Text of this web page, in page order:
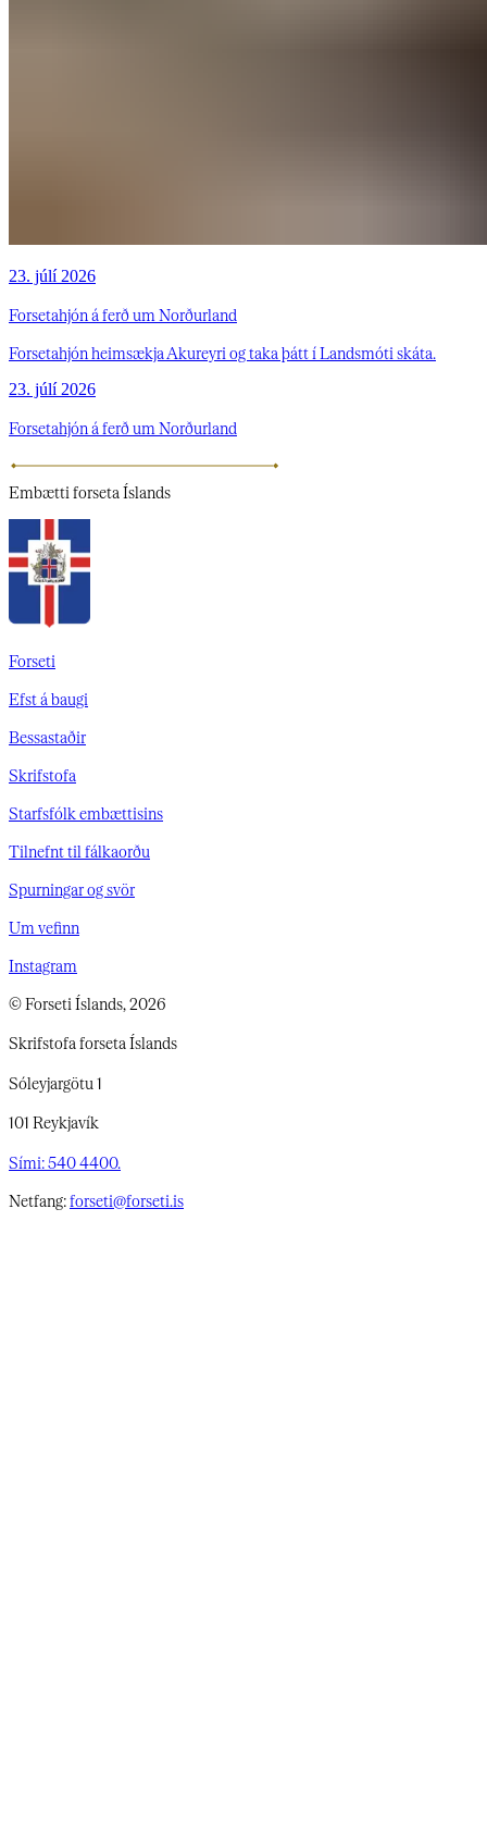
23. júlí 2026
Forsetahjón á ferð um Norðurland
Forsetahjón heimsækja Akureyri og taka þátt í Landsmóti skáta.
23. júlí 2026
Forsetahjón á ferð um Norðurland
Embætti forseta Íslands
Forseti
Efst á baugi
Bessastaðir
Skrifstofa
Starfsfólk embættisins
Tilnefnt til fálkaorðu
Spurningar og svör
Um vefinn
Instagram
© Forseti Íslands, 2026
Skrifstofa forseta Íslands
Sóleyjargötu 1
101 Reykjavík
Sími: 540 4400.
Netfang:forseti@forseti.is